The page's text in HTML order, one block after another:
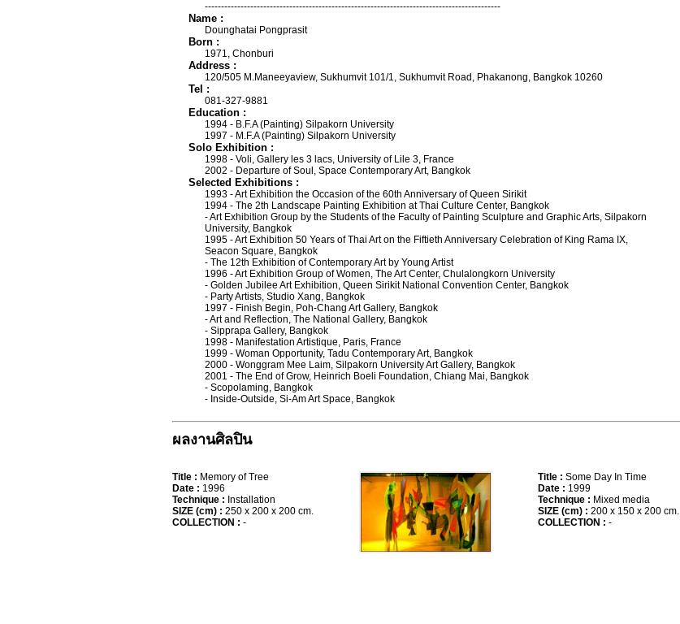
-------------------------------------------------------------------------------------------
Name :
Dounghatai Pongprasit
Born :
1971, Chonburi
Address :
120/505 M.Maneeyaview, Sukhumvit 101/1, Sukhumvit Road, Phakanong, Bangkok 10260
Tel :
081-327-9881
Education :
1994 - B.F.A (Painting) Silpakorn University
1997 - M.F.A (Painting) Silpakorn University
Solo Exhibition :
1998 - Voli, Gallery les 3 lacs, University of Lile 3, France
2002 - Departure of Soul, Space Contemporary Art, Bangkok
Selected Exhibitions :
1993 - Art Exhibition the Occasion of the 60th Anniversary of Queen Sirikit
1994 - The 2th Landscape Painting Exhibition at Thai Culture Center, Bangkok
- Art Exhibition Group by the Students of the Faculty of Painting Sculpture and Graphic Arts, Silpakorn
University, Bangkok
1995 - Art Exhibition 50 Years of Thai Art on the Fiftieth Anniversary Celebration of King Rama IX,
Seacon Square, Bangkok
- The 12th Exhibition of Contemporary Art by Young Artist
1996 - Art Exhibition Group of Women, The Art Center, Chulalongkorn University
- Golden Jubilee Art Exhibition, Queen Sirikit National Convention Center, Bangkok
- Party Artists, Studio Xang, Bangkok
1997 - Finish Begin, Poh-Chang Art Gallery, Bangkok
- Art and Reflection, The National Gallery, Bangkok
- Sipprapa Gallery, Bangkok
1998 - Manifestation Artistique, Paris, France
1999 - Woman Opportunity, Tadu Contemporary Art, Bangkok
2000 - Wonggram Mee Laim, Silpakorn University Art Gallery, Bangkok
2001 - The End of Grow, Heinrich Boeli Foundation, Chiang Mai, Bangkok
- Scopolaming, Bangkok
- Inside-Outside, Si-Am Art Space, Bangkok
ผลงานศิลปิน
Title : Memory of Tree
Date : 1996
Technique : Installation
SIZE (cm) : 250 x 200 x 200 cm.
COLLECTION : -
Title : Some Day In Time
Date : 1999
Technique : Mixed media
SIZE (cm) : 200 x 150 x 200 cm.
COLLECTION : -